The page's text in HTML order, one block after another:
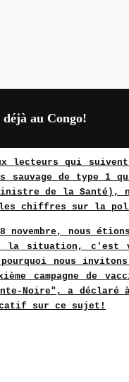
au Congo!
lecteurs qui suivent
sauvage de type 1
de la
les chiffres sur la
novembre, nous
la situation, c'est
nous
campagne de
Noire", a
sur ce sujet!